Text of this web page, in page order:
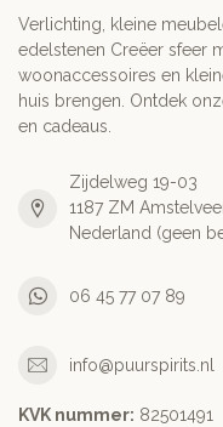
Verlichting, kleine
edelstenen Creëer sfeer
woonaccessoires en
huis brengen. Ontdek
en cadeaus.
Zijdelweg 19-03
1187 ZM
Nederland (geen
06 45 77 07 89
info@puurspirits.nl
KVK nummer: 82501491